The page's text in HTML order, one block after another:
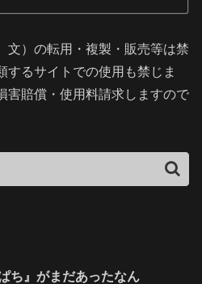
）の転用・複製・販売等は禁
するサイトでの使用も禁じま
害賠償・使用料請求しますので
ぱち』がまだあったなん